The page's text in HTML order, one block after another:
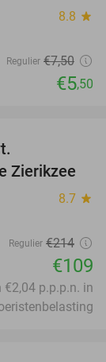
8.8 star
Regulier €7,50
€5,50
Zierikzee
8.7 star
Regulier €214
€109
€2,04 p.p.p.n. in